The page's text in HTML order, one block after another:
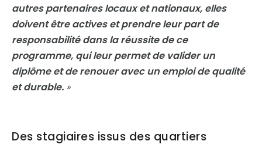
autres partenaires locaux et nationaux, elles
doivent être actives et prendre leur part de
responsabilité dans la réussite de ce
programme, qui leur permet de valider un
diplôme et de renouer avec un emploi de qualité
et durable. »
Des stagiaires issus des quartiers